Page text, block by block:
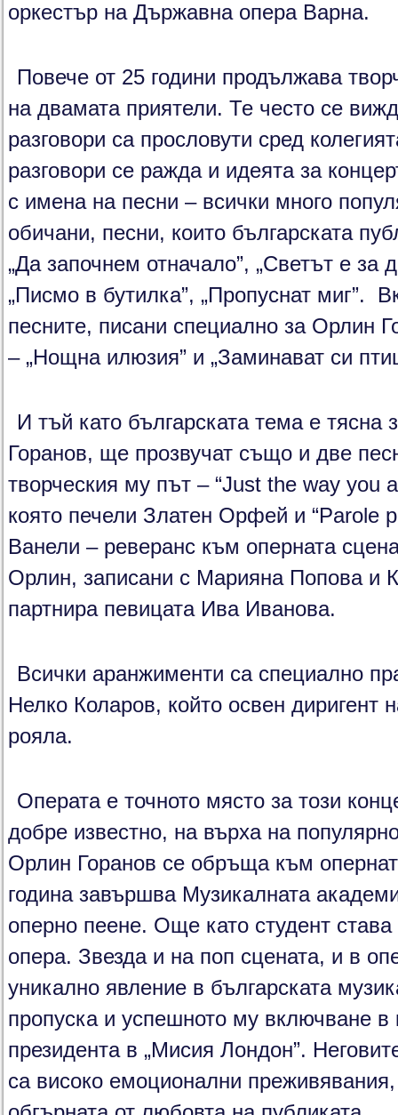
оркестър на Държавна опера Варна.
Повече от 25 години продължава
на двамата приятели. Те често се
разговори са прословути сред
разговори се ражда и идеята за
с имена на песни – всички много
обичани, песни, които българската
„Да започнем отначало”, „Светът е за
„Писмо в бутилка”, „Пропуснат миг”.
песните, писани специално за Орлин
– „Нощна илюзия” и „Заминават си
И тъй като българската тема е тясна
Горанов, ще прозвучат също и две
творческия му път – “Just the way you
която печели Златен Орфей и “Parole
Ванели – реверанс към оперната
Орлин, записани с Марияна Попова и
партнира певицата Ива Иванова.
Всички аранжименти са специално
Нелко Коларов, който освен диригент
рояла.
Операта е точното място за този
добре известно, на върха на
Орлин Горанов се обръща към
година завършва Музикалната
оперно пеене. Още като студент
опера. Звезда и на поп сцената, и в
уникално явление в българската
пропуска и успешното му включване в
президента в „Мисия Лондон”.
са високо емоционални